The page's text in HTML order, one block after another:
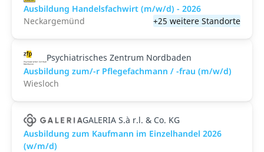
Ausbildung Handelsfachwirt (m/w/d) - 2026
Neckargemünd
+25 weitere Standorte
Psychiatrisches Zentrum Nordbaden
Ausbildung zum/-r Pflegefachmann / -frau (m/w/d)
Wiesloch
GALERIA S.à r.l. & Co. KG
Ausbildung zum Kaufmann im Einzelhandel 2026
(w/m/d)